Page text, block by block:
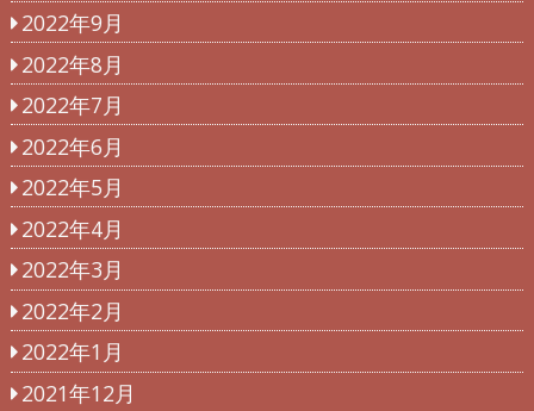
2022年9月
2022年8月
2022年7月
2022年6月
2022年5月
2022年4月
2022年3月
2022年2月
2022年1月
2021年12月